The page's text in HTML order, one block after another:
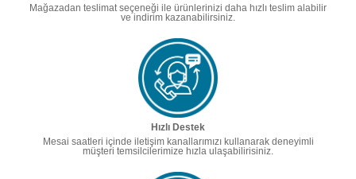
Mağazadan teslimat seçeneği ile ürünlerinizi daha hızlı teslim alabilir
ve indirim kazanabilirsiniz.
Hızlı Destek
Mesai saatleri içinde iletişim kanallarımızı kullanarak deneyimli
müşteri temsilcilerimize hızla ulaşabilirisiniz.